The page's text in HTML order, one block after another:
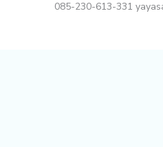
085-230-613-331